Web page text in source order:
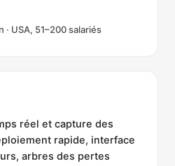
USA, 51–200 salariés
réel et capture des
rapide, interface
arbres des pertes